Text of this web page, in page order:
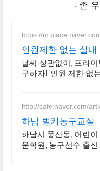
- 존
https://
인원제한 없는 실내
원제한 없는 실내
날씨 상관없이, 프라이
구하자! '인원 제한 없
http://cafe.naver.com/
하남 벌키농구교실
하남시 풍산동, 어린
문학원, 농구선수 출신